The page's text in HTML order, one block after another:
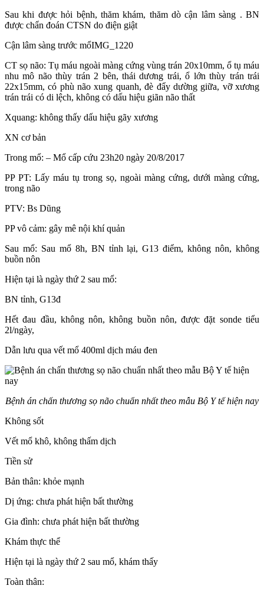
Sau khi được hỏi bệnh, thăm khám, thăm dò cận lâm sàng . BN
được chẩn đoán CTSN do điện giật
Cận lâm sàng trước mổIMG_1220
CT sọ não: Tụ máu ngoài màng cứng vùng trán 20x10mm, ổ tụ máu
nhu mô não thùy trán 2 bên, thái dương trái, ổ lớn thùy trán trái
22x15mm, có phù não xung quanh, đè đẩy dường giữa, vỡ xương
trán trái có di lệch, không có dấu hiệu giãn não thất
Xquang: không thấy dấu hiệu gãy xương
XN cơ bản
Trong mổ: – Mổ cấp cứu 23h20 ngày 20/8/2017
PP PT: Lấy máu tụ trong sọ, ngoài màng cứng, dưới màng cứng,
trong não
PTV: Bs Dũng
PP vô cảm: gây mê nội khí quản
Sau mổ: Sau mổ 8h, BN tỉnh lại, G13 điểm, không nôn, không
buồn nôn
Hiện tại là ngày thứ 2 sau mổ:
BN tỉnh, G13đ
Hết đau đầu, không nôn, không buồn nôn, được đặt sonde tiểu
2l/ngày,
Dẫn lưu qua vết mổ 400ml dịch máu đen
Bệnh án chấn thương sọ não chuẩn nhất theo mẫu Bộ Y tế hiện nay
Không sốt
Vết mổ khô, không thấm dịch
Tiền sử
Bản thân: khỏe mạnh
Dị ứng: chưa phát hiện bất thường
Gia đình: chưa phát hiện bất thường
Khám thực thể
Hiện tại là ngày thứ 2 sau mổ, khám thấy
Toàn thân: